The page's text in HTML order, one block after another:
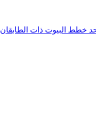
خطط البيوت ذات الطابقان